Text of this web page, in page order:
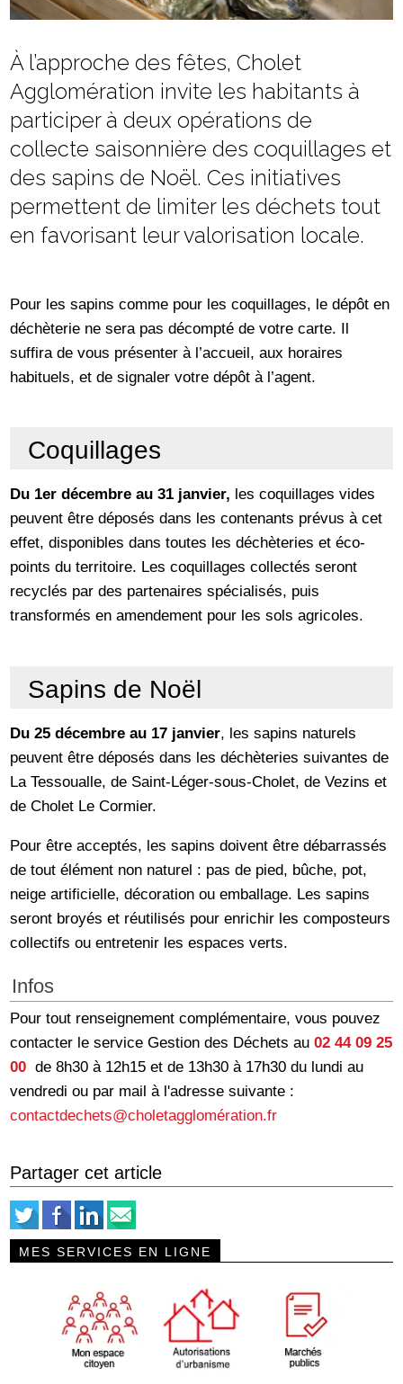
À l’approche des fêtes, Cholet
Agglomération invite les habitants à
participer à deux opérations de
collecte saisonnière des coquillages et
des sapins de Noël. Ces initiatives
permettent de limiter les déchets tout
en favorisant leur valorisation locale.
Pour les sapins comme pour les coquillages, le dépôt en
déchèterie ne sera pas décompté de votre carte. Il
suffira de vous présenter à l’accueil, aux horaires
habituels, et de signaler votre dépôt à l’agent.
Coquillages
Du 1er décembre au 31 janvier, les coquillages vides
peuvent être déposés dans les contenants prévus à cet
effet, disponibles dans toutes les déchèteries et éco-
points du territoire. Les coquillages collectés seront
recyclés par des partenaires spécialisés, puis
transformés en amendement pour les sols agricoles.
Sapins de Noël
Du 25 décembre au 17 janvier, les sapins naturels
peuvent être déposés dans les déchèteries suivantes de
La Tessoualle, de Saint-Léger-sous-Cholet, de Vezins et
de Cholet Le Cormier.
Pour être acceptés, les sapins doivent être débarrassés
de tout élément non naturel : pas de pied, bûche, pot,
neige artificielle, décoration ou emballage. Les sapins
seront broyés et réutilisés pour enrichir les composteurs
collectifs ou entretenir les espaces verts.
Infos
Pour tout renseignement complémentaire, vous pouvez
contacter le service Gestion des Déchets au 02 44 09 25
00 de 8h30 à 12h15 et de 13h30 à 17h30 du lundi au
vendredi ou par mail à l'adresse suivante :
contactdechets@choletagglomération.fr
Partager cet article
MES SERVICES EN LIGNE